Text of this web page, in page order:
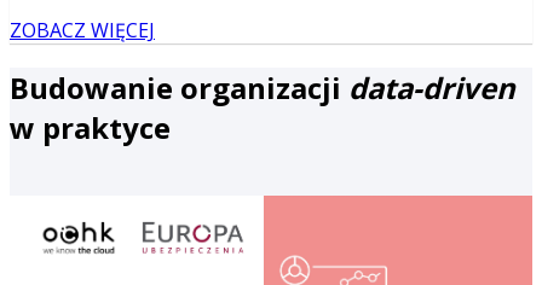
ZOBACZ WIĘCEJ
Budowanie organizacji data-driven
w praktyce